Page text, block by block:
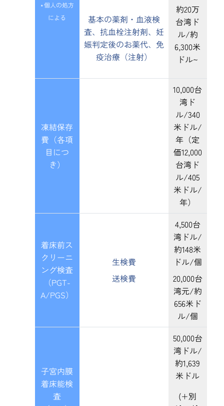
⋆個人の処方
による
基本の薬剤・血液検
査、抗血栓注射剤、妊
娠判定後のお薬代、免
疫治療（注射）
約20万
台湾ド
ル/約
6,300米
ドル~
凍結保存
費（各項
目につ
き）
10,000台
湾ド
ル/340
米ドル/
年（定
価12,000
台湾ド
ル/405
米ドル/
年）
着床前ス
クリーニ
ング検査
（PGT-
A/PGS）
生検費
送検費
4,500台
湾ドル/
約148米
ドル/個
20,000台
湾元/約
656米ド
ル/個
子宮内膜
着床能検
査
50,000台
湾ドル/
約1,639
米ドル
(+別